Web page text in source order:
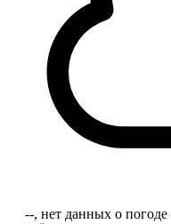
‐‐, нет данных о погоде